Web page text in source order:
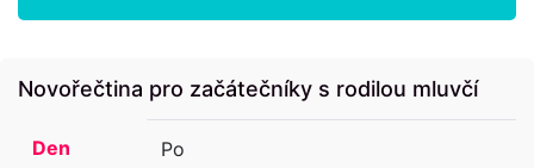
Novořečtina pro začátečníky s rodilou mluvčí
Den Po